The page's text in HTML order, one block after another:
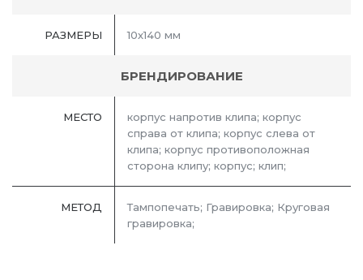
РАЗМЕРЫ 10х140 мм
БРЕНДИРОВАНИЕ
МЕСТО
корпус напротив клипа; корпус
справа от клипа; корпус слева от
клипа; корпус противоположная
сторона клипу; корпус; клип;
МЕТОД
Тампопечать; Гравировка; Круговая
гравировка;